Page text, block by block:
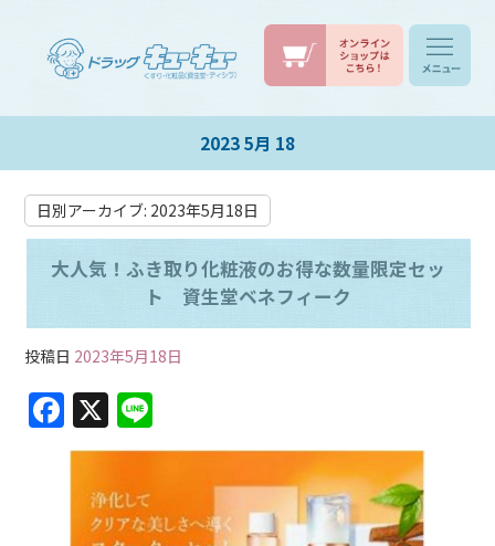
2023 5月 18
日別アーカイブ: 2023年5月18日
大人気！ふき取り化粧液のお得な数量限定セッ
ト 資生堂ベネフィーク
投稿日 2023年5月18日
F
a
e
X
n